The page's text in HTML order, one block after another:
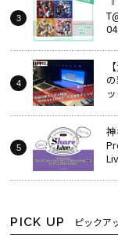
04
PICK UP ピックア